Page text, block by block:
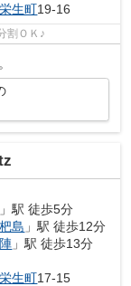
栄生町19-16
割ＯＫ♪
」駅 徒歩5分
島 」駅 徒歩12分
」駅 徒歩13分
栄生町17-15